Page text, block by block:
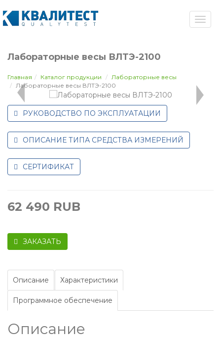
Лабораторные весы ВЛТЭ-2100
Главная Каталог продукции
Лабораторные весы
Лабораторные весы ВЛТЭ-2100
РУКОВОДСТВО ПО ЭКСПЛУАТАЦИИ
ОПИСАНИЕ ТИПА СРЕДСТВА ИЗМЕРЕНИЙ
СЕРТИФИКАТ
62 490 RUB
ЗАКАЗАТЬ
Описание Характеристики
Программное обеспечение
Описание